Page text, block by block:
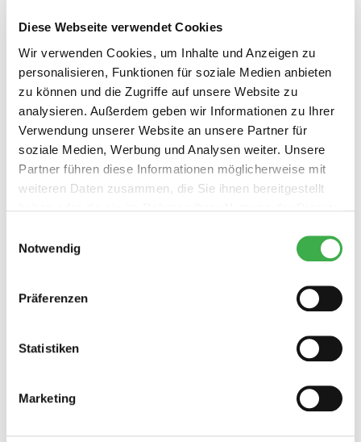
Diese Webseite verwendet Cookies
Wir verwenden Cookies, um Inhalte und Anzeigen zu
personalisieren, Funktionen für soziale Medien anbieten
zu können und die Zugriffe auf unsere Website zu
analysieren. Außerdem geben wir Informationen zu Ihrer
Verwendung unserer Website an unsere Partner für
soziale Medien, Werbung und Analysen weiter. Unsere
Partner führen diese Informationen möglicherweise mit
weiteren Daten zusammen, die Sie ihnen bereitgestellt
Notwendig
Präferenzen
Statistiken
Marketing
Fugendüse passend für alle Vorwerk mit
Ovalanschluss
Textildüse passend für alle Vorwerk mit